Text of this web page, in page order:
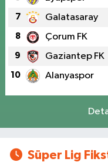
7 Galatasaray
8 Çorum FK
9 Gaziantep FK
10 Alanyaspor
Süper Lig